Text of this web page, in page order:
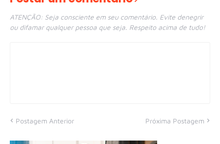
ATENÇÃO: Seja consciente em seu comentário. Evite denegrir
ou difamar qualquer pessoa que seja. Respeito acima de tudo!
Postagem Anterior Próxima Postagem